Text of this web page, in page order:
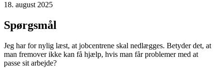
18. august 2025
Spørgsmål
Jeg har for nylig læst, at jobcentrene skal nedlægges. Betyder det, at
man fremover ikke kan få hjælp, hvis man får problemer med at
passe sit arbejde?